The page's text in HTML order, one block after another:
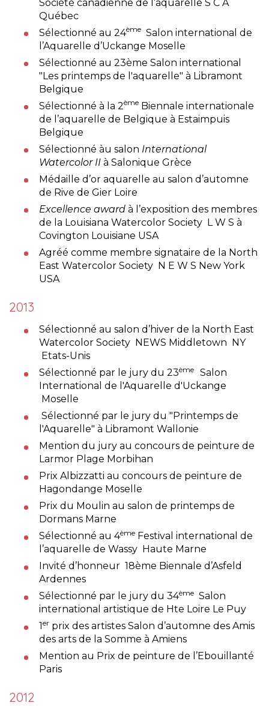
Société canadienne de l’aquarelle S C A
Québec
Sélectionné au 24ème Salon international de
l’Aquarelle d’Uckange Moselle
Sélectionné au 23ème Salon international
"Les printemps de l'aquarelle" à Libramont
Belgique
Sélectionné à la 2ème Biennale internationale
de l’aquarelle de Belgique à Estaimpuis
Belgique
Sélectionné àu salon International
Watercolor II à Salonique Grèce
Médaille d’or aquarelle au salon d’automne
de Rive de Gier Loire
Excellence award à l’exposition des membres
de la Louisiana Watercolor Society L W S à
Covington Louisiane USA
Agréé comme membre signataire de la North
East Watercolor Society N E W S New York
USA
2013
Sélectionné au salon d’hiver de la North East
Watercolor Society NEWS Middletown NY
Etats-Unis
Sélectionné par le jury du 23ème
Salon
International de l'Aquarelle d'Uckange
Moselle
Sélectionné par le jury du "Printemps de
l'Aquarelle" à Libramont Wallonie
Mention du jury au concours de peinture de
Larmor Plage Morbihan
Prix Albizzatti au concours de peinture de
Hagondange Moselle
Prix du Moulin au salon de printemps de
Dormans Marne
Sélectionné au 4ème Festival international de
l’aquarelle de Wassy Haute Marne
Invité d’honneur 18ème Biennale d’Asfeld
Ardennes
Sélectionné par le jury du 34ème Salon
international artistique de Hte Loire Le Puy
1 er prix des artistes Salon d’automne des Amis
des arts de la Somme à Amiens
Mention au Prix de peinture de l’Ebouillanté
Paris
2012